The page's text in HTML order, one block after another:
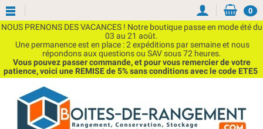
NOUS PRENONS DES VACANCES ! Notre boutique passe en mode été du
03 au 21 août.
Une permanence est en place : 2 expéditions par semaine et nous
répondons aux questions ou SAV sous 72 heures.
Vous pouvez passer commande, et pour vous remercier de votre
patience, voici une REMISE de 5% sans conditions avec le code ETE5
0